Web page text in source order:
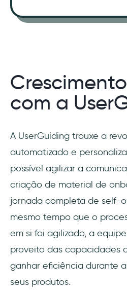
com a
A UserGuiding trouxe a
automatizado e
possível agilizar a
criação de material de
jornada completa de self-
mesmo tempo que o
em si foi agilizado, a
proveito das capacidades
ganhar eficiência durante
seus produtos.